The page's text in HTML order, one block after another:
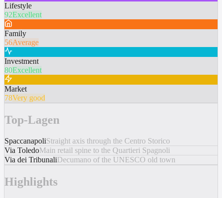
Lifestyle
92Excellent
Family
56Average
Investment
80Excellent
Market
78Very good
Top-Lagen
SpaccanapoliStraight axis through the Centro Storico
Via ToledoMain retail spine to the Quartieri Spagnoli
Via dei TribunaliDecumano of the UNESCO old town
Highlights